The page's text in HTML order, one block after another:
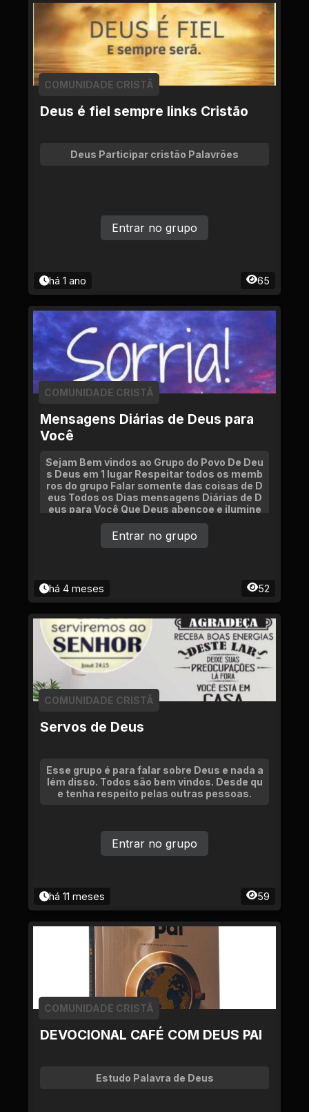
Deus é fiel sempre links Cristão
COMUNIDADE CRISTÃ
Deus Participar cristão Palavrões
há 1 ano 65
Entrar no grupo
Mensagens Diárias de Deus para
Você
COMUNIDADE CRISTÃ
Sejam Bem vindos ao Grupo do Povo De Deu
s Deus em 1 lugar Respeitar todos os memb
ros do grupo Falar somente das coisas de D
eus Todos os Dias mensagens Diárias de D
eus para Você Que Deus abençoe e ilumine
o Nosso Grupo
há 4 meses 52
Entrar no grupo
Servos de Deus
COMUNIDADE CRISTÃ
Esse grupo é para falar sobre Deus e nada a
lém disso. Todos são bem vindos. Desde qu
e tenha respeito pelas outras pessoas.
há 11 meses 59
Entrar no grupo
DEVOCIONAL CAFÉ COM DEUS PAI
COMUNIDADE CRISTÃ
Estudo Palavra de Deus